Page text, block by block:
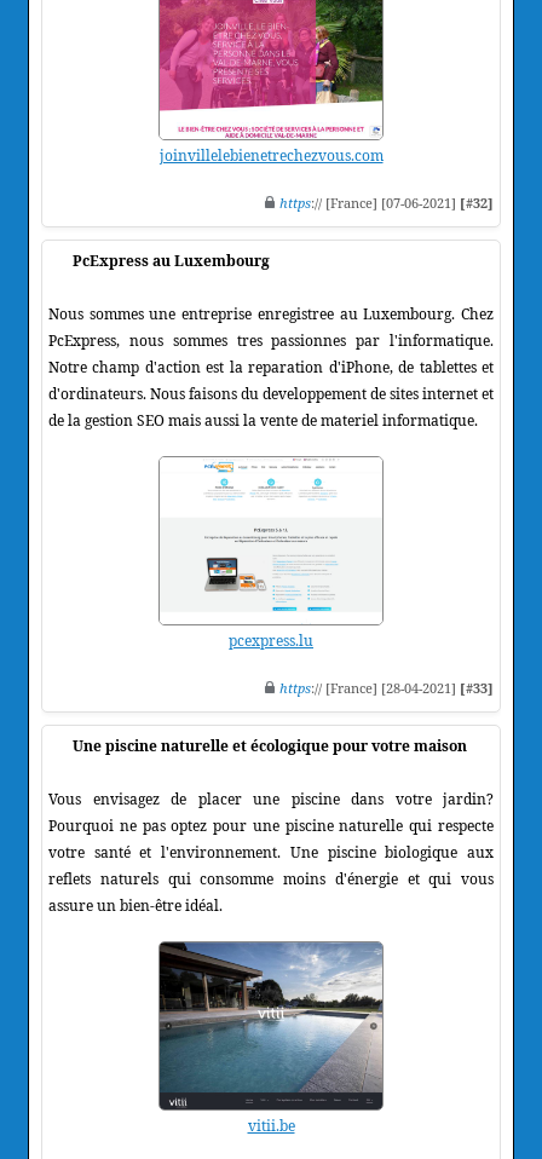
joinvillelebienetrechezvous.com
https:// [France] [07-06-2021] [#32]
PcExpress au Luxembourg
Nous sommes une entreprise enregistree au Luxembourg. Chez
PcExpress, nous sommes tres passionnes par l'informatique.
Notre champ d'action est la reparation d'iPhone, de tablettes et
d'ordinateurs. Nous faisons du developpement de sites internet et
de la gestion SEO mais aussi la vente de materiel informatique.
pcexpress.lu
https:// [France] [28-04-2021] [#33]
Une piscine naturelle et écologique pour votre maison
Vous envisagez de placer une piscine dans votre jardin?
Pourquoi ne pas optez pour une piscine naturelle qui respecte
votre santé et l'environnement. Une piscine biologique aux
reflets naturels qui consomme moins d'énergie et qui vous
assure un bien-être idéal.
vitii.be